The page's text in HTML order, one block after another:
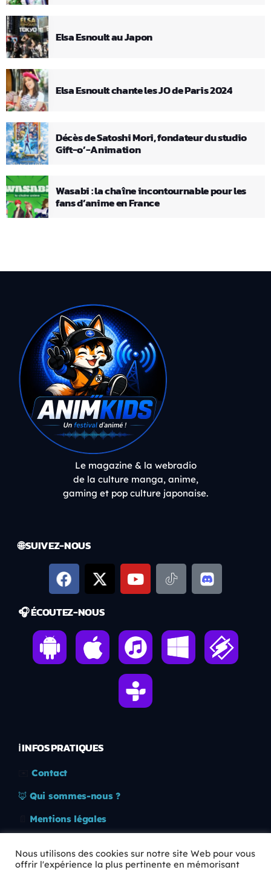
Elsa Esnoult au Japon
Elsa Esnoult chante les JO de Paris 2024
Décès de Satoshi Mori, fondateur du studio
Gift-o’-Animation
Wasabi : la chaîne incontournable pour les
fans d’anime en France
Le magazine & la webradio
de la culture manga, anime,
gaming et pop culture japonaise.
🌐 SUIVEZ-NOUS
🎧 ÉCOUTEZ-NOUS
ℹ️ INFOS PRATIQUES
Contact
🦊 Qui sommes-nous ?
Mentions légales
🛡️ RGPD
Nous utilisons des cookies sur notre site Web pour vous
offrir l'expérience la plus pertinente en mémorisant